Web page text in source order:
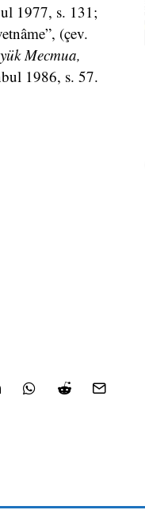
1977, s. 131;
(çev.
Mecmua,
1986, s. 57.